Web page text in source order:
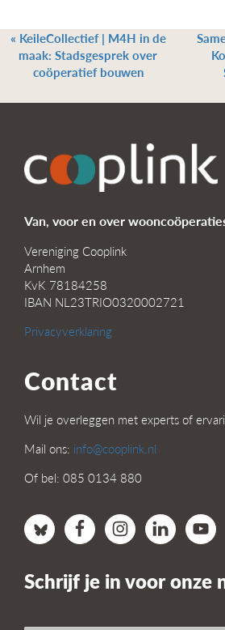
« KeileCollectief | M4H in de
maak: Stadsgesprek over
coöperatief bouwen
Van, voor en over
Vereniging Cooplink
Arnhem
KvK 78184258
IBAN NL23TRIO0320002721
Privacyverklaring
Contact
Wil je overleggen met experts of
Mail ons: info@cooplink.nl
Of bel: 085 0134 880
Schrijf je in voor onze